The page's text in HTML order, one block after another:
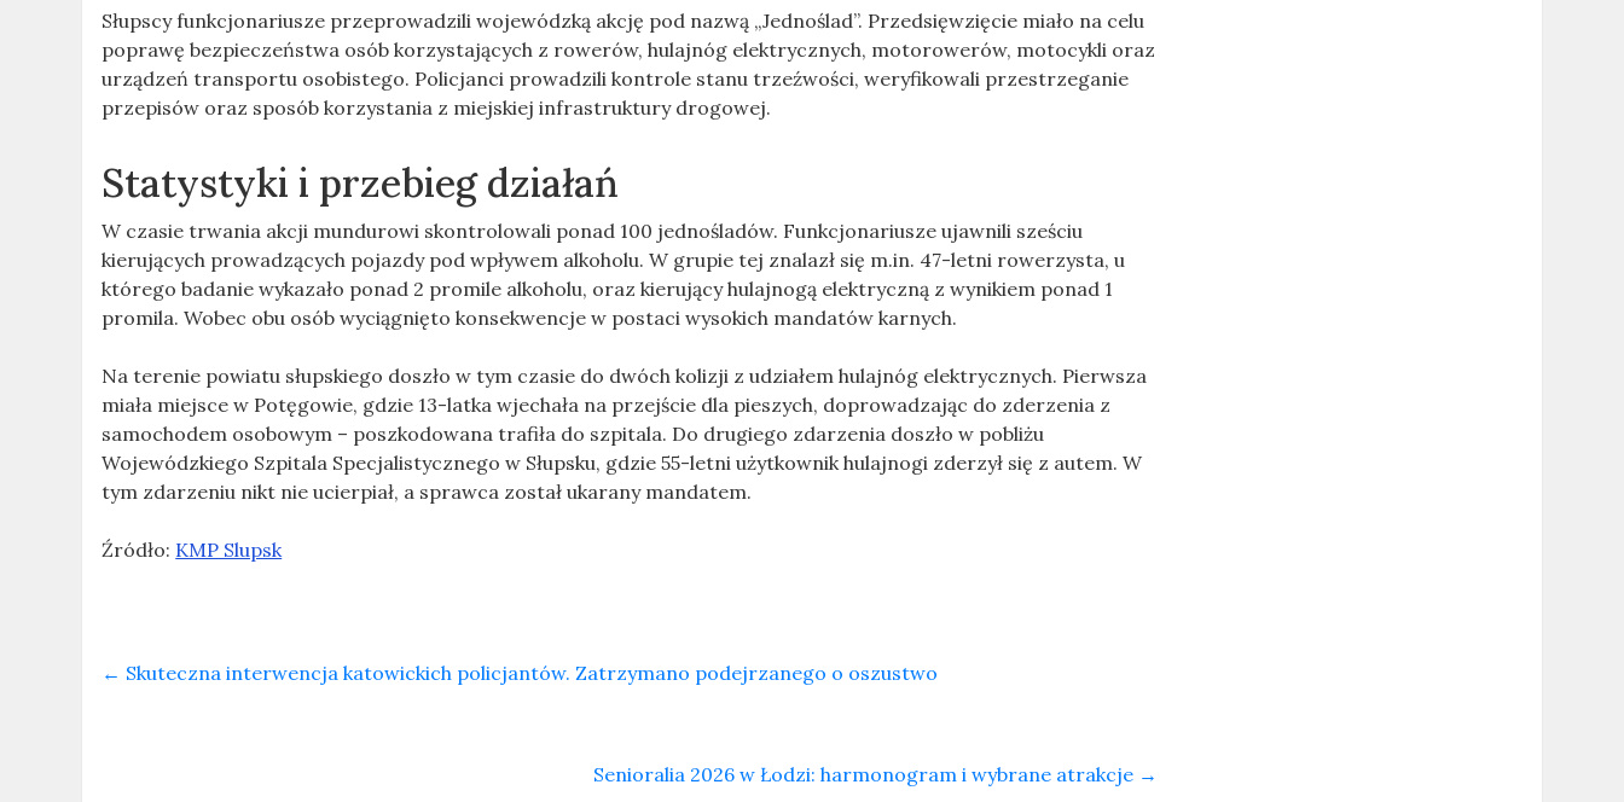
Słupscy funkcjonariusze przeprowadzili wojewódzką akcję pod nazwą „Jednoślad”. Przedsięwzięcie miało na celu
poprawę bezpieczeństwa osób korzystających z rowerów, hulajnóg elektrycznych, motorowerów, motocykli oraz
urządzeń transportu osobistego. Policjanci prowadzili kontrole stanu trzeźwości, weryfikowali przestrzeganie
przepisów oraz sposób korzystania z miejskiej infrastruktury drogowej.
Statystyki i przebieg działań
W czasie trwania akcji mundurowi skontrolowali ponad 100 jednośladów. Funkcjonariusze ujawnili sześciu
kierujących prowadzących pojazdy pod wpływem alkoholu. W grupie tej znalazł się m.in. 47-letni rowerzysta, u
którego badanie wykazało ponad 2 promile alkoholu, oraz kierujący hulajnogą elektryczną z wynikiem ponad 1
promila. Wobec obu osób wyciągnięto konsekwencje w postaci wysokich mandatów karnych.
Na terenie powiatu słupskiego doszło w tym czasie do dwóch kolizji z udziałem hulajnóg elektrycznych. Pierwsza
miała miejsce w Potęgowie, gdzie 13-latka wjechała na przejście dla pieszych, doprowadzając do zderzenia z
samochodem osobowym – poszkodowana trafiła do szpitala. Do drugiego zdarzenia doszło w pobliżu
Wojewódzkiego Szpitala Specjalistycznego w Słupsku, gdzie 55-letni użytkownik hulajnogi zderzył się z autem. W
tym zdarzeniu nikt nie ucierpiał, a sprawca został ukarany mandatem.
Źródło: KMP Slupsk
← Skuteczna interwencja katowickich policjantów. Zatrzymano podejrzanego o oszustwo
Senioralia 2026 w Łodzi: harmonogram i wybrane atrakcje →